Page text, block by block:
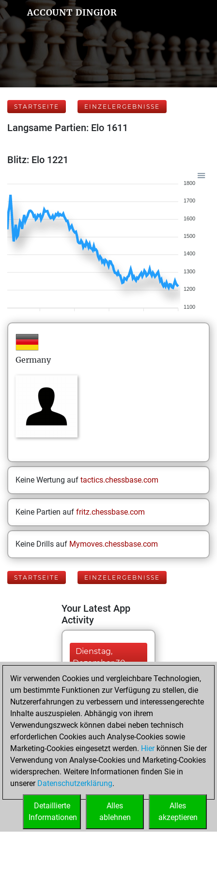
ACCOUNT DINGIOR
STARTSEITE EINZELERGEBNISSE
Langsame Partien: Elo 1611
Blitz: Elo 1221
1800
1700
1600
1500
1400
1300
1200
1100
Germany
Keine Wertung auf tactics.chessbase.com
Keine Partien auf fritz.chessbase.com
Keine Drills auf Mymoves.chessbase.com
STARTSEITE EINZELERGEBNISSE
Your Latest App
Activity
Dienstag,
Dezember 30,
2025
You played 163
blitz games
Play
You scored +72
=4 -87 in blitz
You played 237
slow games
You scored
games
Wir verwenden Cookies und vergleichbare Technologien,
um bestimmte Funktionen zur Verfügung zu stellen, die
Nutzererfahrungen zu verbessern und interessengerechte
Inhalte auszuspielen. Abhängig von ihrem
Verwendungszweck können dabei neben technisch
erforderlichen Cookies auch Analyse-Cookies sowie
Marketing-Cookies eingesetzt werden. Hierkönnen Sie der
Verwendung von Analyse-Cookies und Marketing-Cookies
widersprechen. Weitere Informationen finden Sie in
unserer Datenschutzerklärung.
Alles
akzeptieren
Alles
ablehnen
Detaillierte
Informationen